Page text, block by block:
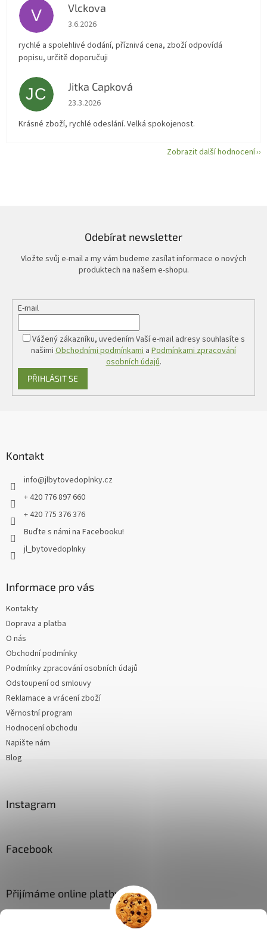
V Vlckova
Hodnocení obchodu je 5 z 5 hvězdiček.
3.6.2026
rychlé a spolehlivé dodání, příznivá cena, zboží odpovídá
popisu, určitě doporučuji
JC Jitka Capková
Hodnocení obchodu je 5 z 5 hvězdiček.
23.3.2026
Krásné zboží, rychlé odeslání. Velká spokojenost.
Zobrazit další hodnocení
Odebírat newsletter
Vložte svůj e-mail a my vám budeme zasílat informace o nových
produktech na našem e-shopu.
E-mail
Vážený zákazníku, uvedením Vaší e-mail adresy souhlasíte s
našimi Obchodními podmínkami a Podmínkami zpracování
osobních údajů.
PŘIHLÁSIT SE
Kontakt
info@jlbytovedoplnky.cz
+ 420 776 897 660
+ 420 775 376 376
Buďte s námi na Facebooku!
jl_bytovedoplnky
Informace pro vás
Kontakty
Doprava a platba
O nás
Obchodní podmínky
Podmínky zpracování osobních údajů
Odstoupení od smlouvy
Reklamace a vrácení zboží
Věrnostní program
Hodnocení obchodu
Napište nám
Blog
Instagram
Facebook
Přijímáme online platby